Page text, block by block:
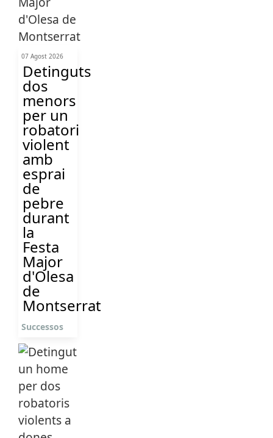
07 Agost 2026
Detinguts
dos
menors
per un
robatori
violent
amb
esprai
de
pebre
durant
la
Festa
Major
d'Olesa
de
Montserrat
Successos